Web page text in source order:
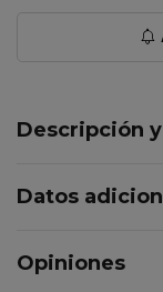
Descripción
Datos
Opiniones